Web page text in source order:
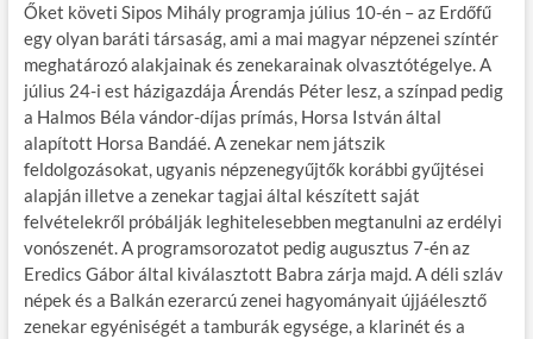
Őket követi Sipos Mihály programja július 10-én – az Erdőfű
egy olyan baráti társaság, ami a mai magyar népzenei színtér
meghatározó alakjainak és zenekarainak olvasztótégelye. A
július 24-i est házigazdája Árendás Péter lesz, a színpad pedig
a Halmos Béla vándor-díjas prímás, Horsa István által
alapított Horsa Bandáé. A zenekar nem játszik
feldolgozásokat, ugyanis népzenegyűjtők korábbi gyűjtései
alapján illetve a zenekar tagjai által készített saját
felvételekről próbálják leghitelesebben megtanulni az erdélyi
vonószenét. A programsorozatot pedig augusztus 7-én az
Eredics Gábor által kiválasztott Babra zárja majd. A déli szláv
népek és a Balkán ezerarcú zenei hagyományait újjáélesztő
zenekar egyéniségét a tamburák egysége, a klarinét és a